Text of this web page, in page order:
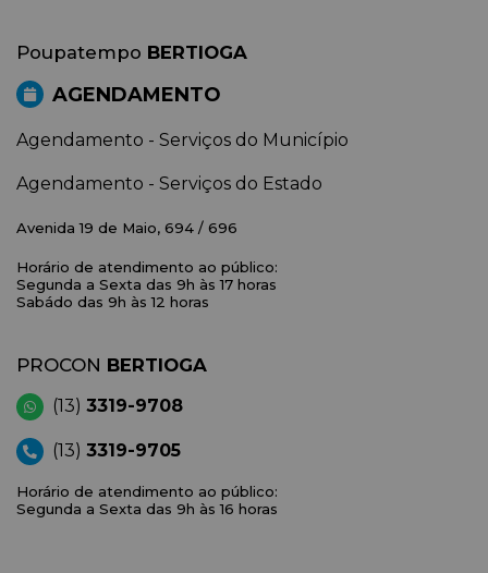
Poupatempo BERTIOGA
AGENDAMENTO
Agendamento - Serviços do Município
Agendamento - Serviços do Estado
Avenida 19 de Maio, 694 / 696
Horário de atendimento ao público:
Segunda a Sexta das 9h às 17 horas
Sabádo das 9h às 12 horas
PROCON BERTIOGA
(13) 3319-9708
(13) 3319-9705
Horário de atendimento ao público:
Segunda a Sexta das 9h às 16 horas